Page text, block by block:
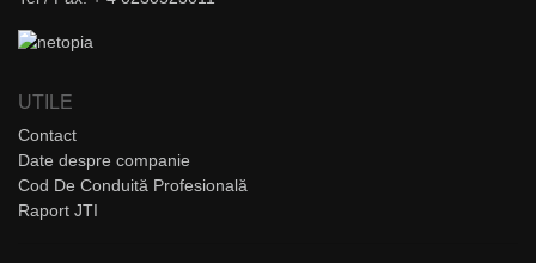
UTILE
Contact
Date despre companie
Cod De Conduită Profesională
Raport JTI